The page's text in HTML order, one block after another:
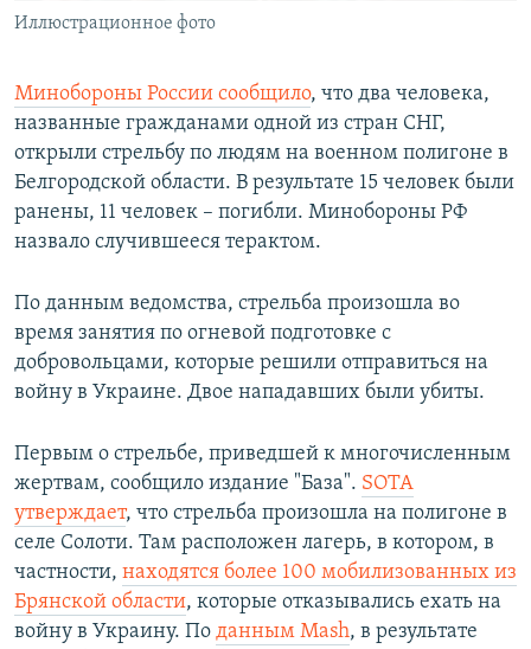
УКРАИНСКАЯ ПРОБЛЕМА КРЫМА
Иллюстрационное фото
Минобороны России сообщило, что два человека,
названные гражданами одной из стран СНГ,
открыли стрельбу по людям на военном полигоне в
Белгородской области. В результате 15 человек были
ранены, 11 человек – погибли. Минобороны РФ
назвало случившееся терактом.
По данным ведомства, стрельба произошла во
время занятия по огневой подготовке с
добровольцами, которые решили отправиться на
войну в Украине. Двое нападавших были убиты.
Первым о стрельбе, приведшей к многочисленным
жертвам, сообщило издание "База". SOTA
утверждает, что стрельба произошла на полигоне в
селе Солоти. Там расположен лагерь, в котором, в
частности, находятся более 100 мобилизованных из
Брянской области, которые отказывались ехать на
войну в Украину. По данным Mash, в результате